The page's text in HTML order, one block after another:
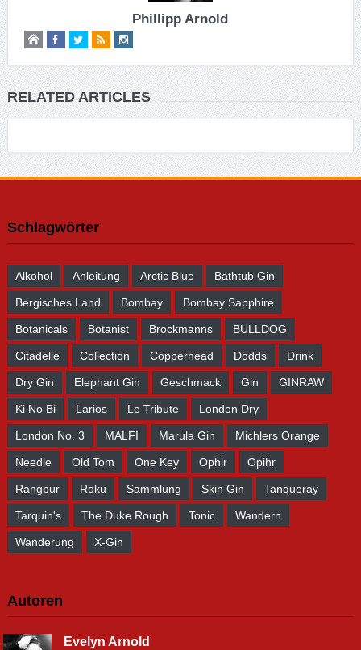
Phillipp Arnold
RELATED ARTICLES
Schlagwörter
Alkohol Anleitung Arctic Blue Bathtub Gin
Bergisches Land Bombay Bombay Sapphire
Botanicals Botanist Brockmanns BULLDOG
Citadelle Collection Copperhead Dodds Drink
Dry Gin Elephant Gin Geschmack Gin GINRAW
Ki No Bi Larios Le Tribute London Dry
London No. 3 MALFI Marula Gin Michlers Orange
Needle Old Tom One Key Ophir Opihr
Rangpur Roku Sammlung Skin Gin Tanqueray
Tarquin's The Duke Rough Tonic Wandern
Wanderung X-Gin
Autoren
Evelyn Arnold